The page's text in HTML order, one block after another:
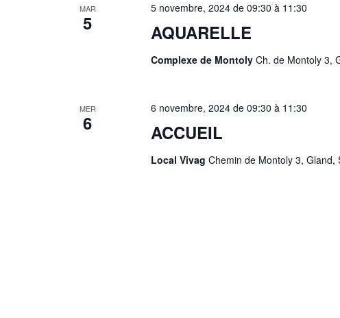
MAR
5 AQUARELLE
5 novembre, 2024 de 09:30 à 11:30
Complexe de Montoly Ch. de Montoly 3,
MER
6 ACCUEIL
6 novembre, 2024 de 09:30 à 11:30
Local Vivag Chemin de Montoly 3, Gland,